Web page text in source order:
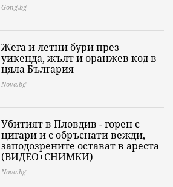
Gong.bg
Жега и летни бури през
уикенда, жълт и оранжев код в
цяла България
Nova.bg
Убитият в Пловдив - горен с
цигари и с обръснати вежди,
заподозрените остават в ареста
(ВИДЕО+СНИМКИ)
Nova.bg